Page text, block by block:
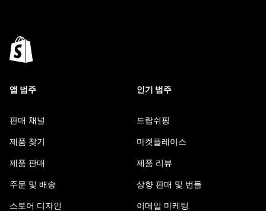
앱 범주
판매 채널
제품 찾기
제품 판매
주문 및 배송
스토어 디자인
인기 범주
드랍쉬핑
마켓플레이스
제품 리뷰
상향 판매 및 번들
이메일 마케팅